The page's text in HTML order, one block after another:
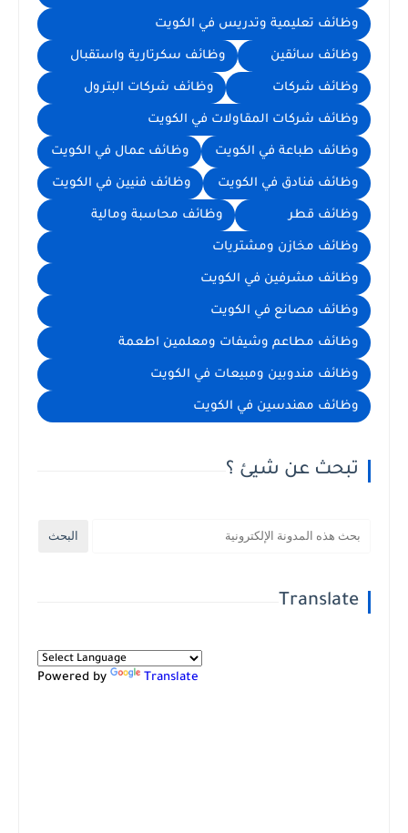
وظائف تعليمية وتدريس في الكويت
وظائف سائقين وظائف سكرتارية واستقبال
وظائف شركات وظائف شركات البترول
وظائف شركات المقاولات في الكويت
وظائف طباعة في الكويت وظائف عمال في الكويت
وظائف فنادق في الكويت وظائف فنيين في الكويت
وظائف قطر وظائف محاسبة ومالية
وظائف مخازن ومشتريات
وظائف مشرفين في الكويت
وظائف مصانع في الكويت
وظائف مطاعم وشيفات ومعلمين اطعمة
وظائف مندوبين ومبيعات في الكويت
وظائف مهندسين في الكويت
تبحث عن شيئ ؟
Translate
Powered by Translate